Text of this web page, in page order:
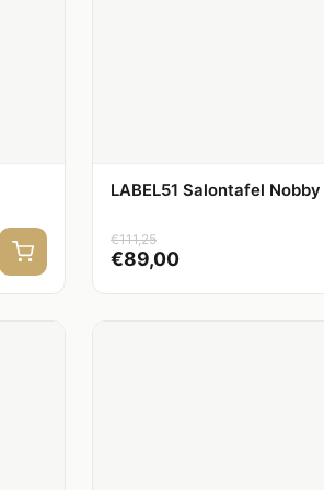
LABEL51 Salontafel
€111,25
€89,00